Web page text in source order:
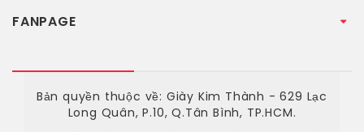
FANPAGE
Bản quyền thuộc về: Giày Kim Thành - 629 Lạc
Long Quân, P.10, Q.Tân Bình, TP.HCM.